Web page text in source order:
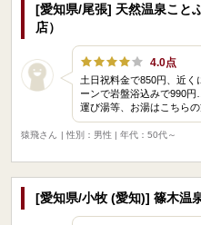
[愛知県/尾張] 天然温泉こ
店）
4.0点
土日祝料金で850円、近
ーンで岩盤浴込みで990
運び湯等、お湯はこちら
猿飛さん
| 性別：男性 | 年代：50代～
[愛知県/小牧 (愛知)] 篠木温